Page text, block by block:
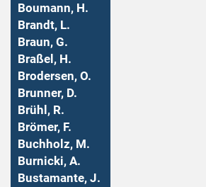
Boumann, H.
Brandt, L.
Braun, G.
Braßel, H.
Brodersen, O.
Brunner, D.
Brühl, R.
Brömer, F.
Buchholz, M.
Burnicki, A.
Bustamante, J.